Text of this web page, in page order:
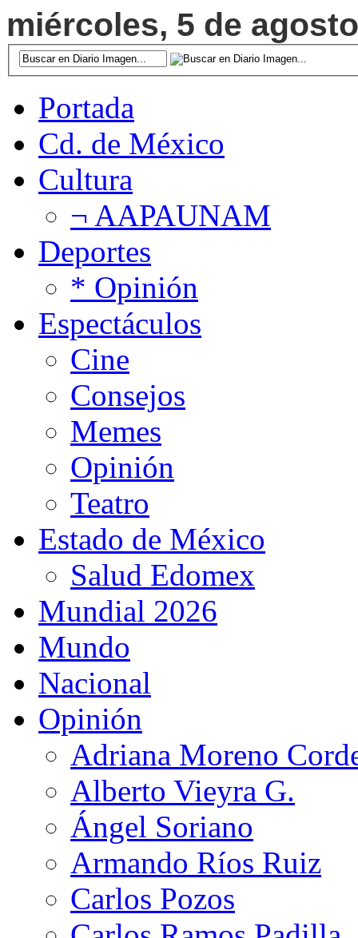
miércoles, 5 de
Portada
Cd. de México
Cultura
¬ AAPAUNAM
Deportes
* Opinión
Espectáculos
Cine
Consejos
Memes
Opinión
Teatro
Estado de México
Salud Edomex
Mundial 2026
Mundo
Nacional
Opinión
Adriana Moreno
Alberto Vieyra G.
Ángel Soriano
Armando Ríos Ruiz
Carlos Pozos